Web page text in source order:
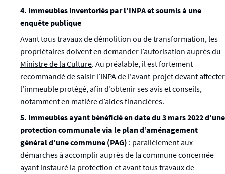
4. Immeubles inventoriés par l’INPA et soumis à une
enquête publique
Avant tous travaux de démolition ou de transformation, les
propriétaires doivent en demander l’autorisation auprès du
Ministre de la Culture. Au préalable, il est fortement
recommandé de saisir l’INPA de l'avant-projet devant affecter
l’immeuble protégé, afin d’obtenir ses avis et conseils,
notamment en matière d’aides financières.
5. Immeubles ayant bénéficié en date du 3 mars 2022 d’une
protection communale via le plan d’aménagement
général d’une commune (PAG) : parallèlement aux
démarches à accomplir auprès de la commune concernée
ayant instauré la protection et avant tous travaux de